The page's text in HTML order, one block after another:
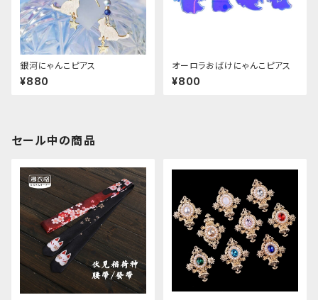
銀河にゃんこピアス
¥880
オーロラおばけにゃんこピアス
¥800
セール中の商品